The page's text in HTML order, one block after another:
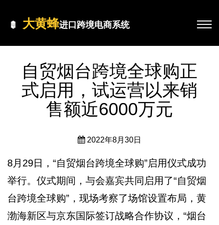
大黄蜂进口跨境电商系统
自贸烟台跨境全球购正
式启用，试运营以来销
售额近6000万元
2022年8月30日
8月29日，“自贸烟台跨境全球购”启用仪式成功
举行。仪式期间，与会嘉宾共同启用了“自贸烟
台跨境全球购”，现场考察了场馆设置布局，黄
渤海新区与京东国际签订战略合作协议，“烟台